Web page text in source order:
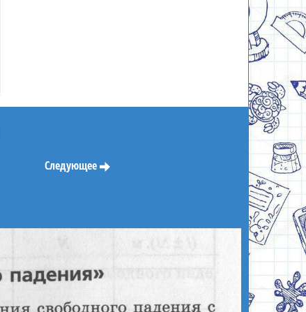
Следующее